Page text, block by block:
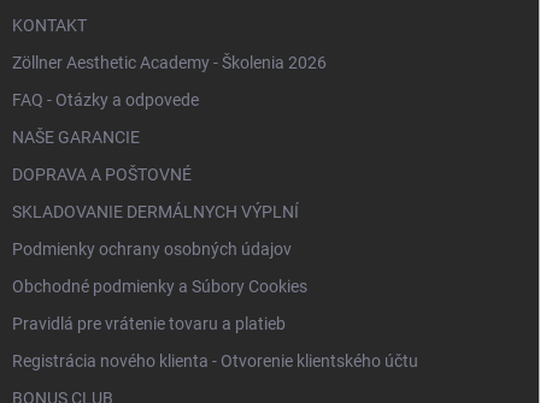
KONTAKT
Zöllner Aesthetic Academy - Školenia 2026
FAQ - Otázky a odpovede
NAŠE GARANCIE
DOPRAVA A POŠTOVNÉ
SKLADOVANIE DERMÁLNYCH VÝPLNÍ
Podmienky ochrany osobných údajov
Obchodné podmienky a Súbory Cookies
Pravidlá pre vrátenie tovaru a platieb
Registrácia nového klienta - Otvorenie klientského účtu
BONUS CLUB